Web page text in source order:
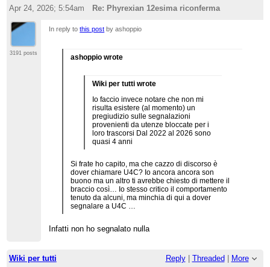
Apr 24, 2026; 5:54am
Re: Phyrexian 12esima riconferma
3191 posts
In reply tothis post by ashoppio
ashoppio wrote
Wiki per tutti wrote
Io faccio invece notare che non mi
risulta esistere (al momento) un
pregiudizio sulle segnalazioni
provenienti da utenze bloccate per i
loro trascorsi Dal 2022 al 2026 sono
quasi 4 anni
Si frate ho capito, ma che cazzo di discorso è
dover chiamare U4C? Io ancora ancora son
buono ma un altro ti avrebbe chiesto di mettere il
braccio così… Io stesso critico il comportamento
tenuto da alcuni, ma minchia di qui a dover
segnalare a U4C …
Infatti non ho segnalato nulla
Wiki per tutti Reply| Threaded | More